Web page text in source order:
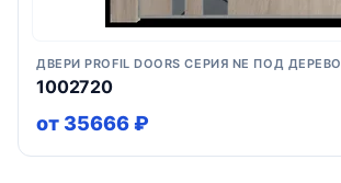
ДВЕРИ PROFIL DOORS СЕРИЯ NE ПОД ДЕРЕВО
1002720
от 35666 ₽